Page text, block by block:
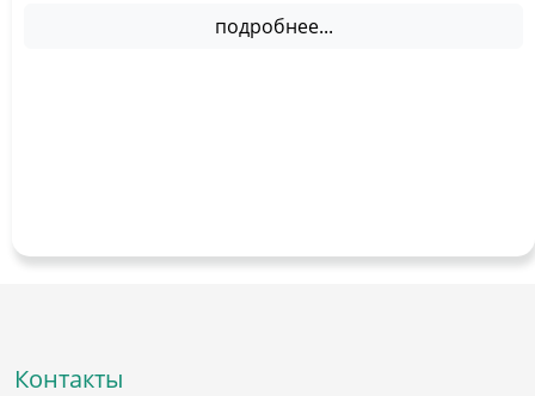
подробнее...
Контакты